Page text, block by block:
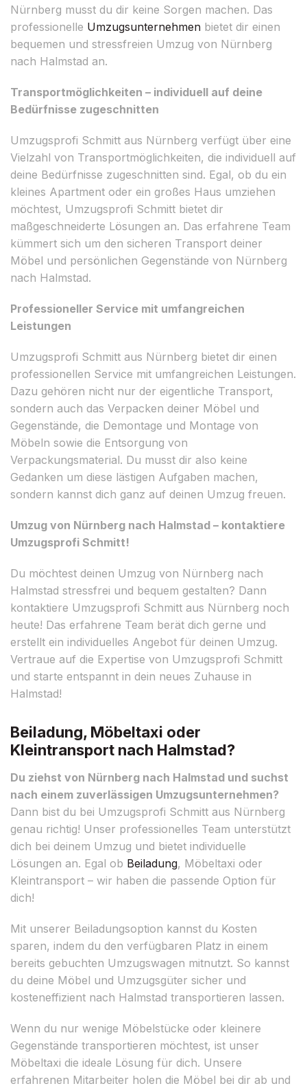
Nürnberg musst du dir keine Sorgen machen. Das
professionelle Umzugsunternehmen bietet dir einen
bequemen und stressfreien Umzug von Nürnberg
nach Halmstad an.
Transportmöglichkeiten – individuell auf deine
Bedürfnisse zugeschnitten
Umzugsprofi Schmitt aus Nürnberg verfügt über eine
Vielzahl von Transportmöglichkeiten, die individuell auf
deine Bedürfnisse zugeschnitten sind. Egal, ob du ein
kleines Apartment oder ein großes Haus umziehen
möchtest, Umzugsprofi Schmitt bietet dir
maßgeschneiderte Lösungen an. Das erfahrene Team
kümmert sich um den sicheren Transport deiner
Möbel und persönlichen Gegenstände von Nürnberg
nach Halmstad.
Professioneller Service mit umfangreichen
Leistungen
Umzugsprofi Schmitt aus Nürnberg bietet dir einen
professionellen Service mit umfangreichen Leistungen.
Dazu gehören nicht nur der eigentliche Transport,
sondern auch das Verpacken deiner Möbel und
Gegenstände, die Demontage und Montage von
Möbeln sowie die Entsorgung von
Verpackungsmaterial. Du musst dir also keine
Gedanken um diese lästigen Aufgaben machen,
sondern kannst dich ganz auf deinen Umzug freuen.
Umzug von Nürnberg nach Halmstad – kontaktiere
Umzugsprofi Schmitt!
Du möchtest deinen Umzug von Nürnberg nach
Halmstad stressfrei und bequem gestalten? Dann
kontaktiere Umzugsprofi Schmitt aus Nürnberg noch
heute! Das erfahrene Team berät dich gerne und
erstellt ein individuelles Angebot für deinen Umzug.
Vertraue auf die Expertise von Umzugsprofi Schmitt
und starte entspannt in dein neues Zuhause in
Halmstad!
Beiladung, Möbeltaxi oder
Kleintransport nach Halmstad?
Du ziehst von Nürnberg nach Halmstad und suchst
nach einem zuverlässigen Umzugsunternehmen?
Dann bist du bei Umzugsprofi Schmitt aus Nürnberg
genau richtig! Unser professionelles Team unterstützt
dich bei deinem Umzug und bietet individuelle
Lösungen an. Egal ob Beiladung, Möbeltaxi oder
Kleintransport – wir haben die passende Option für
dich!
Mit unserer Beiladungsoption kannst du Kosten
sparen, indem du den verfügbaren Platz in einem
bereits gebuchten Umzugswagen mitnutzt. So kannst
du deine Möbel und Umzugsgüter sicher und
kosteneffizient nach Halmstad transportieren lassen.
Wenn du nur wenige Möbelstücke oder kleinere
Gegenstände transportieren möchtest, ist unser
Möbeltaxi die ideale Lösung für dich. Unsere
erfahrenen Mitarbeiter holen die Möbel bei dir ab und